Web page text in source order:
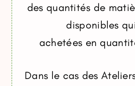
des quantités de
disponibles
achetées en
Dans le cas des